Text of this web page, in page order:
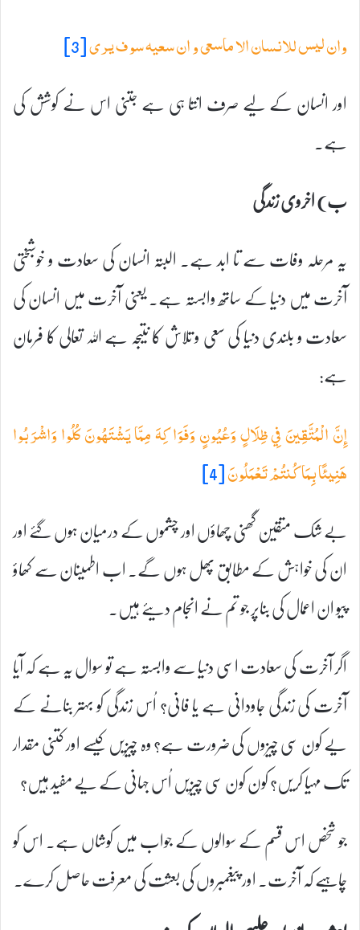
وان لیس للانسان الا ماسعی و ان سعیہ سوف یری[3]
اور انسان کے لیے صرف انتا ہی ہے جتنی اس نے کوشش کی
ہے۔
ب) اخروی زندگی
یہ مرحلہ وفات سے تا ابد ہے۔ البتہ انسان کی سعادت و خوشبختی
آخرت میں دنیا کے ساتھ وابستہ ہے۔ یعنی آخرت میں انسان کی
سعادت و بلندی دنیا کی سعی و تلاش کا نتیجہ ہے اللہ تعالی کا فرمان
ہے:
إِنَّ الْمُتَّقِينَ فِي ظِلَالٍ وَعُيُونٍ وَفَوَاكِهَ مِمَّا يَشْتَهُونَ كُلُوا وَاشْرَبُوا
هَنِيئًا بِمَا كُنتُمْ تَعْمَلُونَ[4]
بے شک متقین گھنی چھاؤں اور چشموں کے درمیان ہوں گئے اور
ان کی خواہش کے مطابق پھل ہوں گے۔ اب اطمینان سے کھاؤ
پیو ان اعمال کی بناپر جو تم نے انجام دیئے ہیں۔
اگر آخرت کی سعادت اسی دنیا سے وابستہ ہے تو سوال یہ ہے کہ آیا
آخرت کی زندگی جاودانی ہے یا فانی؟ اُس زندگی کو بہتر بنانے کے
یے کون سی چیزوں کی ضرورت ہے؟ وہ چیزیں کیسے اور کتنی مقدار
تک مہیا کریں؟ کون کون سی چیزیں اُس جہانی کے یے مفید ہیں؟
جو شخص اس قسم کے سوالوں کے جواب میں کوشاں ہے۔ اس کو
چاہیے کہ آخرت. اور پیغمبروں کی بعثت کی معرفت حاصل کرے۔